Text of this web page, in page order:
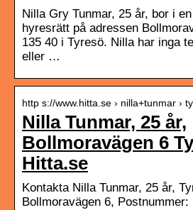
Nilla Gry Tunmar, 25 år, bor i
hyresrätt på adressen
135 40 i Tyresö. Nilla har inga
eller …
http s://www.hitta.se › nilla+tunmar ›
Nilla Tunmar, 25 år,
Bollmoravägen 6
Hitta.se
Kontakta Nilla Tunmar, 25 år,
Bollmoravägen 6,